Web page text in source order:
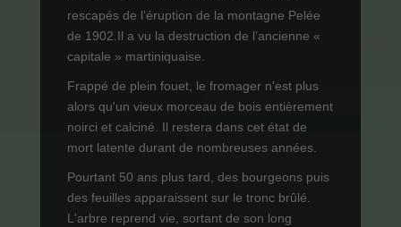
rescapés de l’éruption de la montagne Pelée
de 1902.Il a vu la destruction de l’ancienne «
capitale » martiniquaise.
Frappé de plein fouet, le fromager n'est plus
alors qu'un vieux morceau de bois entièrement
noirci et calciné. Il restera dans cet état de
mort latente durant de nombreuses années.
Pourtant 50 ans plus tard, des bourgeons puis
des feuilles apparaissent sur le tronc brûlé.
L'arbre reprend vie, sortant de son long